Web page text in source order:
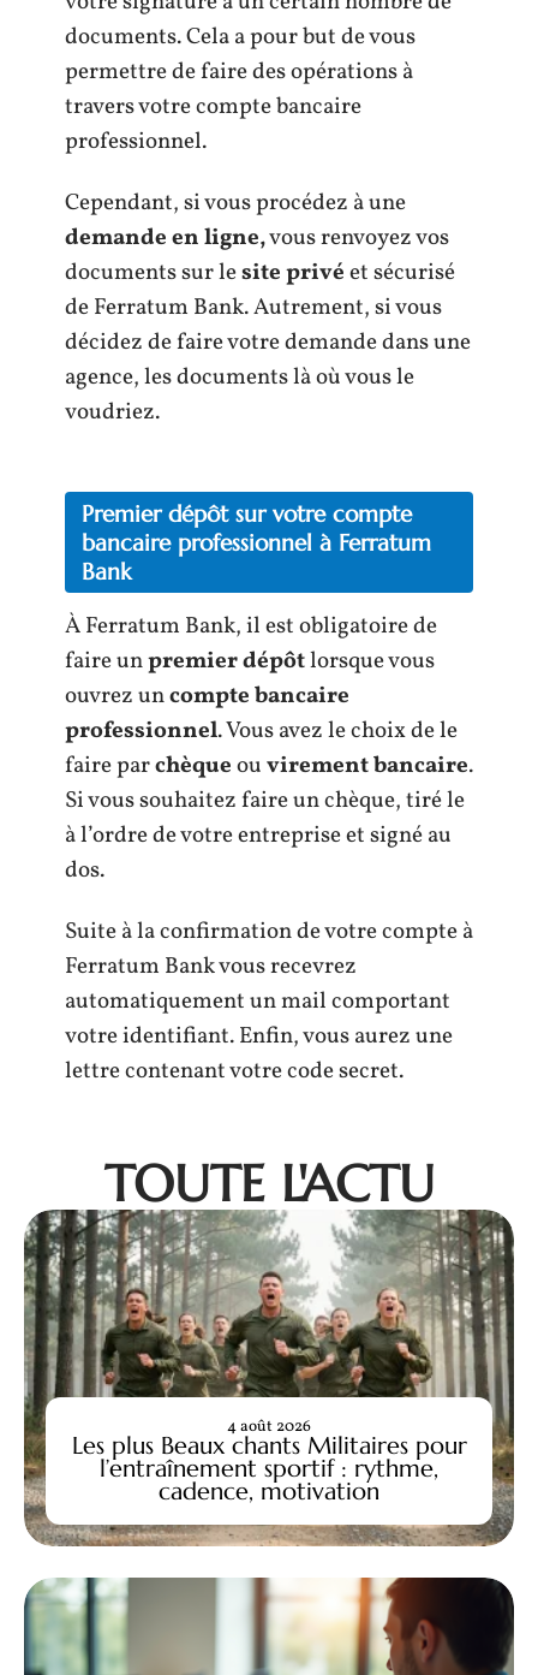
documents. Cela a pour but de vous
permettre de faire des opérations à
travers votre compte bancaire
professionnel.
Cependant, si vous procédez à une
demande en ligne,vous renvoyez vos
documents sur lesite privéet sécurisé
de Ferratum Bank. Autrement, si vous
décidez de faire votre demande dans une
agence, les documents là où vous le
voudriez.
Premier dépôt sur votre compte
bancaire professionnel à Ferratum
Bank
À Ferratum Bank, il est obligatoire de
faire unpremier dépôtlorsque vous
ouvrez uncompte bancaire
professionnel. Vous avez le choix de le
faire parchèqueouvirement bancaire.
Si vous souhaitez faire un chèque, tiré le
à l’ordre de votre entreprise et signé au
dos.
Suite à la confirmation de votre compte à
Ferratum Bank vous recevrez
automatiquement un mail comportant
votre identifiant. Enfin, vous aurez une
lettre contenant votre code secret.
TOUTE L'ACTU
Les plus Beaux chants Militaires pour
l’entraînement sportif : rythme,
cadence, motivation
4 août 2026